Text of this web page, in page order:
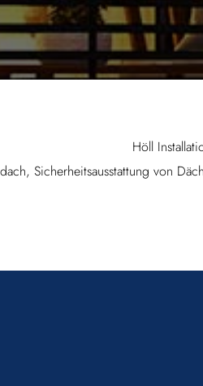
Höll
Sicherheitsausstattung von